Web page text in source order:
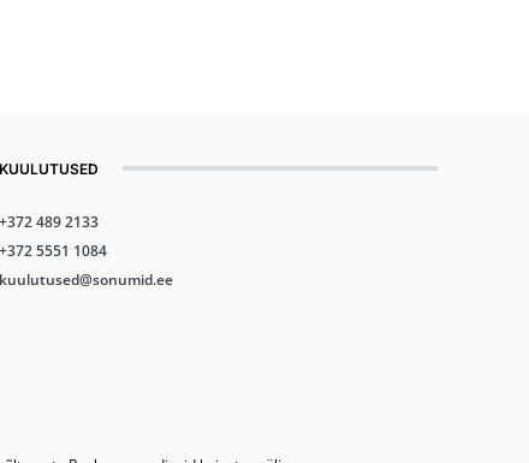
KUULUTUSED
+372 489 2133
+372 5551 1084
kuulutused@sonumid.ee